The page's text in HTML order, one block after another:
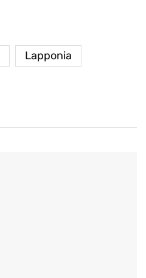
Lapponia